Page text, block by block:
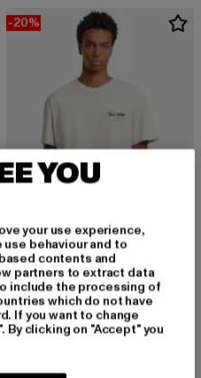
-20%
MISTER TEE
19,99 EUR
Derzeitiger Preis: 19,99 EUR
24,99 EURAktionspreis:
NEU
YOU
your use experience,
behaviour and to
contents and
partners to extract data
include the processing of
which do not have
If you want to change
clicking on "Accept" you